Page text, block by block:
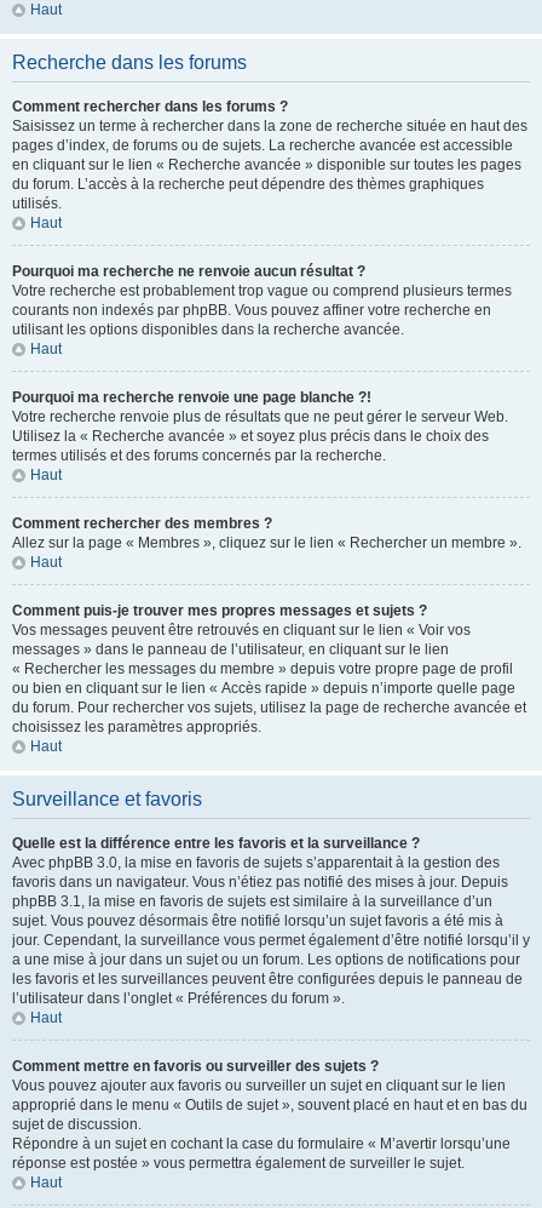
Haut
Recherche dans les forums
Comment rechercher dans les forums ?
Saisissez un terme à rechercher dans la zone de recherche située en haut des
pages d’index, de forums ou de sujets. La recherche avancée est accessible
en cliquant sur le lien « Recherche avancée » disponible sur toutes les pages
du forum. L’accès à la recherche peut dépendre des thèmes graphiques
utilisés.
Haut
Pourquoi ma recherche ne renvoie aucun résultat ?
Votre recherche est probablement trop vague ou comprend plusieurs termes
courants non indexés par phpBB. Vous pouvez affiner votre recherche en
utilisant les options disponibles dans la recherche avancée.
Haut
Pourquoi ma recherche renvoie une page blanche ?!
Votre recherche renvoie plus de résultats que ne peut gérer le serveur Web.
Utilisez la « Recherche avancée » et soyez plus précis dans le choix des
termes utilisés et des forums concernés par la recherche.
Haut
Comment rechercher des membres ?
Allez sur la page « Membres », cliquez sur le lien « Rechercher un membre ».
Haut
Comment puis-je trouver mes propres messages et sujets ?
Vos messages peuvent être retrouvés en cliquant sur le lien « Voir vos
messages » dans le panneau de l’utilisateur, en cliquant sur le lien
« Rechercher les messages du membre » depuis votre propre page de profil
ou bien en cliquant sur le lien « Accès rapide » depuis n’importe quelle page
du forum. Pour rechercher vos sujets, utilisez la page de recherche avancée et
choisissez les paramètres appropriés.
Haut
Surveillance et favoris
Quelle est la différence entre les favoris et la surveillance ?
Avec phpBB 3.0, la mise en favoris de sujets s’apparentait à la gestion des
favoris dans un navigateur. Vous n’étiez pas notifié des mises à jour. Depuis
phpBB 3.1, la mise en favoris de sujets est similaire à la surveillance d’un
sujet. Vous pouvez désormais être notifié lorsqu’un sujet favoris a été mis à
jour. Cependant, la surveillance vous permet également d’être notifié lorsqu’il y
a une mise à jour dans un sujet ou un forum. Les options de notifications pour
les favoris et les surveillances peuvent être configurées depuis le panneau de
l’utilisateur dans l’onglet « Préférences du forum ».
Haut
Comment mettre en favoris ou surveiller des sujets ?
Vous pouvez ajouter aux favoris ou surveiller un sujet en cliquant sur le lien
approprié dans le menu « Outils de sujet », souvent placé en haut et en bas du
sujet de discussion.
Répondre à un sujet en cochant la case du formulaire « M’avertir lorsqu’une
réponse est postée » vous permettra également de surveiller le sujet.
Haut